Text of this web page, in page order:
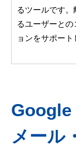
るツールです
るユーザーと
ョンをサポー
Google
メール